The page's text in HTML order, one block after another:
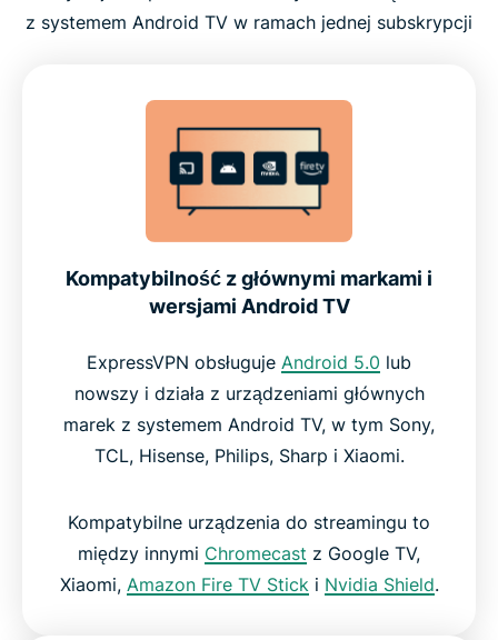
z systemem Android TV w ramach jednej subskrypcji
Kompatybilność z głównymi markami i
wersjami Android TV
ExpressVPN obsługuje Android 5.0 lub
nowszy i działa z urządzeniami głównych
marek z systemem Android TV, w tym Sony,
TCL, Hisense, Philips, Sharp i Xiaomi.
Kompatybilne urządzenia do streamingu to
między innymi Chromecast z Google TV,
Xiaomi, Amazon Fire TV Stick i Nvidia Shield.